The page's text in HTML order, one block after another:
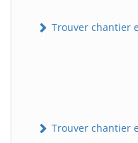
Trouver chantier
Trouver chantier